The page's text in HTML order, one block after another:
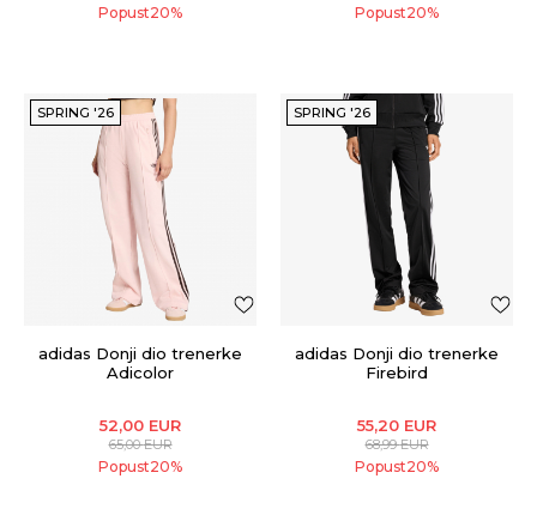
Popust20% Popust20%
SPRING '26
adidas Donji dio trenerke
Adicolor
52,00 EUR
65,00EUR
Popust20%
SPRING '26
adidas Donji dio trenerke
Firebird
55,20 EUR
68,99EUR
Popust20%